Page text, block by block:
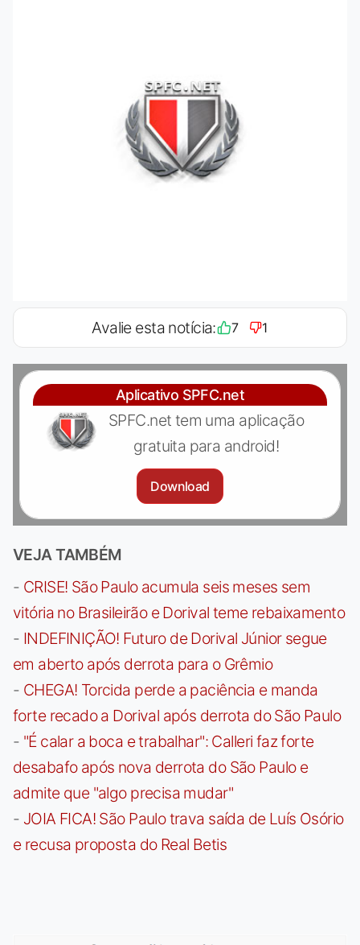
Avalie esta notícia: 7 1
Aplicativo SPFC.net
SPFC.net tem uma aplicação
gratuita para android!
Download
VEJA TAMBÉM
- CRISE! São Paulo acumula seis meses sem
vitória no Brasileirão e Dorival teme rebaixamento
- INDEFINIÇÃO! Futuro de Dorival Júnior segue
em aberto após derrota para o Grêmio
- CHEGA! Torcida perde a paciência e manda
forte recado a Dorival após derrota do São Paulo
- "É calar a boca e trabalhar": Calleri faz forte
desabafo após nova derrota do São Paulo e
admite que "algo precisa mudar"
- JOIA FICA! São Paulo trava saída de Luís Osório
e recusa proposta do Real Betis